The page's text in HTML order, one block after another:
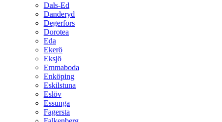
Dals-Ed
Danderyd
Degerfors
Dorotea
Eda
Ekerö
Eksjö
Emmaboda
Enköping
Eskilstuna
Eslöv
Essunga
Fagersta